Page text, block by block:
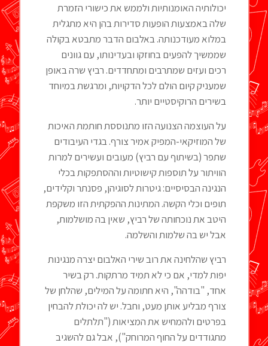
יכולותיה האומנותיות ולממש את כישורי הזמרת
שלה באמצעות הופעות סדירות בהן היא מתגלית
במלוא מעודכנותה. באלבום הדבר מתבטא בקולה
שממשיך להפעים בחוזקו ובעדינותו, עם גוונים
רכים ועזים שמתרבים ומתחדדים. רביץ שרה באופן
שמעניק קיום הולם לכל הדקויות, ומרגשת במיוחד
בשירים הרוקיסטיים יותר.
על העוצמה הצנועה הזו מתנוססת חותמת האיכות
של המוזיקאי-המפיק אמיר צורף. בגדי העיבודים
שתפר (בשיתוף עם רביץ) מעובים ועשירים למרות
הוויתור על תוספות קישוטיות וההסתפקות בכלי
הנגינה הבסיסיים: גיטרות לסוגיהן, פסנתר וקלידים,
תופים וכלי הקשה. המתינות ההפקתית הזו משקפת
היטב את נוכחותה של רביץ, שאין בה מושלמות,
אבל יש בה שלמות והשלמה.
רביץ שהלחינה את רוב שירי האלבום יצרה מנגינות
יפות למדי, אם כי לא תמיד מרתקות. רק בשיר
אחד, "בודהה", היא חתומה על המילים, שהלחן של
צורף מבליע אותן מעט, וחבל. יש לה יכולת להבחין
בפרטים ולהמחיש את המציאות ("תלתלים
מתגודדים על החוף המרוחק"), אבל גם להשגיב